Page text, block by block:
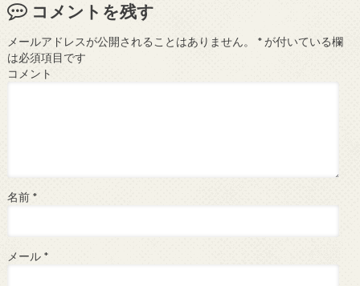
コメントを残す
メールアドレスが公開されることはありません。 *が付いている欄
は必須項目です
コメント
名前 *
メール *